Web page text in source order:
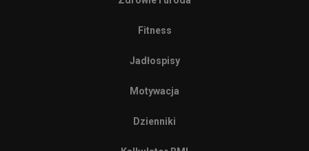
Fitness
Jadłospisy
Motywacja
Dzienniki